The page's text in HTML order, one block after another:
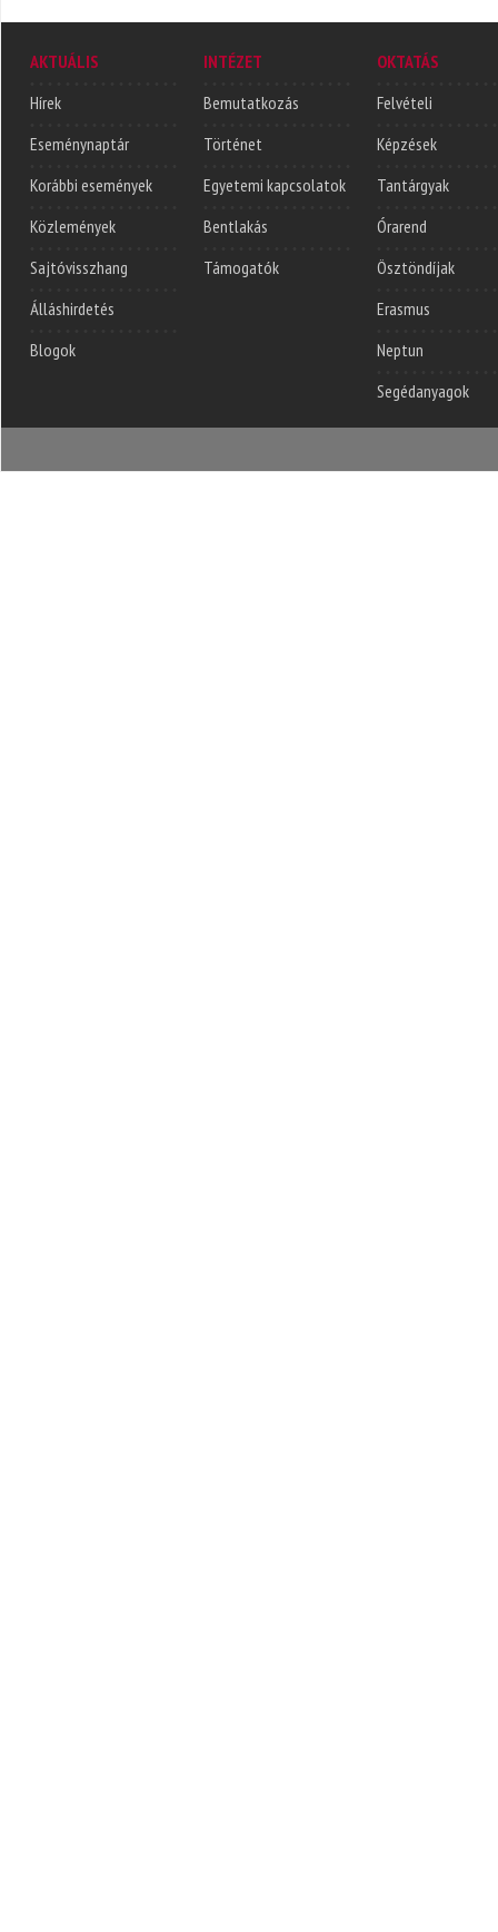
AKTUÁLIS
Hírek
Eseménynaptár
Korábbi események
Közlemények
Sajtóvisszhang
Álláshirdetés
Blogok
INTÉZET
Bemutatkozás
Történet
Egyetemi kapcsolatok
Bentlakás
Támogatók
OKTATÁS
Felvételi
Képzések
Tantárgyak
Órarend
Ösztöndíjak
Erasmus
Neptun
Segédanyagok